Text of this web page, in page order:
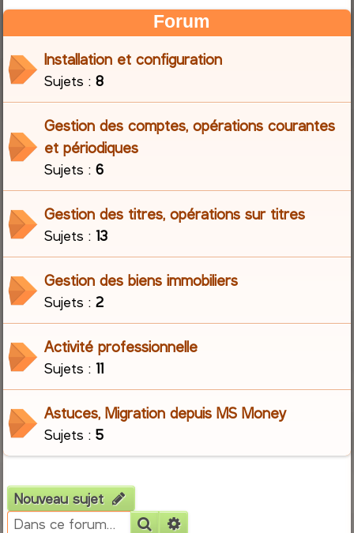
e
Forum
Installation et configuration
Sujets :8
Gestion des comptes, opérations courantes
et périodiques
Sujets :6
Gestion des titres, opérations sur titres
Sujets :13
Gestion des biens immobiliers
Sujets :2
Activité professionnelle
Sujets :11
Astuces, Migration depuis MS Money
Sujets :5
Nouveau sujet
Rechercher